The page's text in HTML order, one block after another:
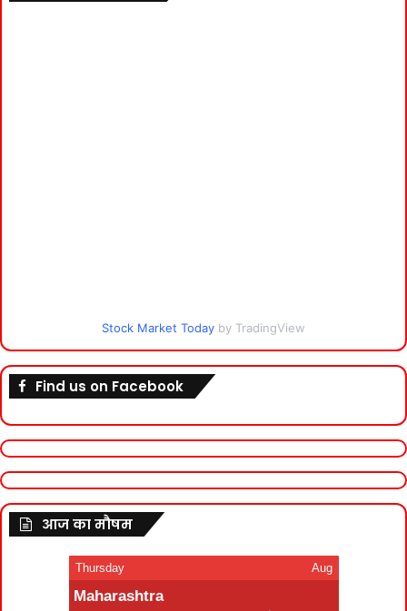
Stock Market Today by TradingView
Find us on Facebook
आज का मौषम
Thursday Aug
Maharashtra